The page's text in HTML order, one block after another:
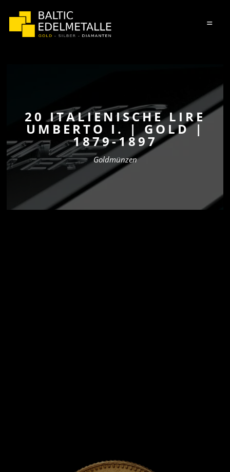
=
20 ITALIENISCHE LIRE
UMBERTO I. | GOLD |
1879-1897
Goldmünzen